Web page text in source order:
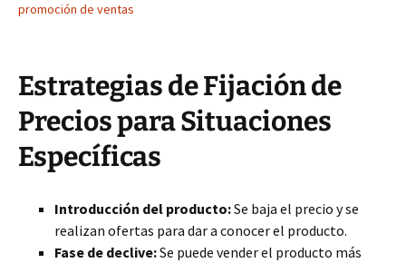
promoción de ventas
Estrategias de Fijación de
Precios para Situaciones
Específicas
Introducción del producto:Se baja el precio y se
realizan ofertas para dar a conocer el producto.
Fase de declive:Se puede vender el producto más